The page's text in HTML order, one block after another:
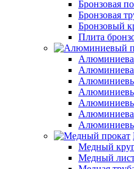
Бронзовая
Бронзовая
Бронзовый
Плита
Медный
Медный